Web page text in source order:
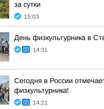
за сутки
15:03
День физкультурника в
14:31
Сегодня в России
физкультурника!
14:21